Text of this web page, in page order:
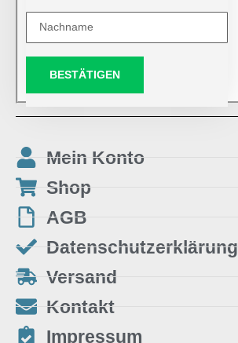
BESTÄTIGEN
Mein Konto
Shop
AGB
Datenschutzerklärung
Versand
Kontakt
Impressum